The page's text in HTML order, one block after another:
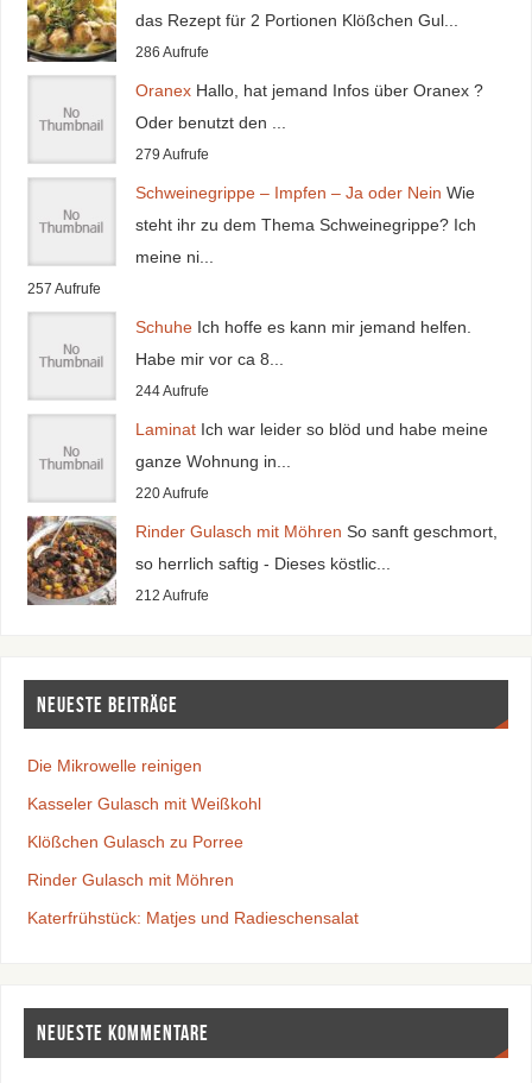
das Rezept für 2 Portionen Klößchen Gul...
286 Aufrufe
Oranex Hallo, hat jemand Infos über Oranex ?
Oder benutzt den ...
279 Aufrufe
Schweinegrippe – Impfen – Ja oder Nein Wie
steht ihr zu dem Thema Schweinegrippe? Ich
meine ni...
257 Aufrufe
Schuhe Ich hoffe es kann mir jemand helfen.
Habe mir vor ca 8...
244 Aufrufe
Laminat Ich war leider so blöd und habe meine
ganze Wohnung in...
220 Aufrufe
Rinder Gulasch mit Möhren So sanft geschmort,
so herrlich saftig - Dieses köstlic...
212 Aufrufe
Neueste Beiträge
Die Mikrowelle reinigen
Kasseler Gulasch mit Weißkohl
Klößchen Gulasch zu Porree
Rinder Gulasch mit Möhren
Katerfrühstück: Matjes und Radieschensalat
Neueste Kommentare